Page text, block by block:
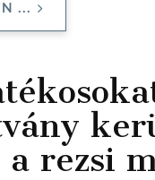
...
a rezsi